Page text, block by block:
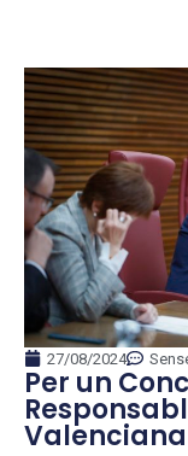
27/08/2024
Per un
Valenciana